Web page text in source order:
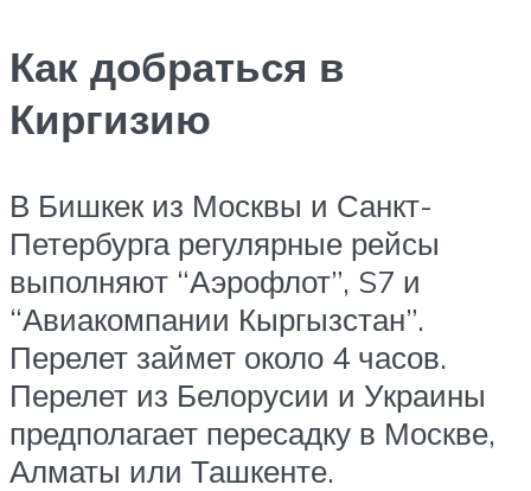
Как добраться в
Киргизию
В Бишкек из Москвы и Санкт-
Петербурга регулярные рейсы
выполняют “Аэрофлот”, S7 и
“Авиакомпании Кыргызстан”.
Перелет займет около 4 часов.
Перелет из Белорусии и Украины
предполагает пересадку в Москве,
Алматы или Ташкенте.